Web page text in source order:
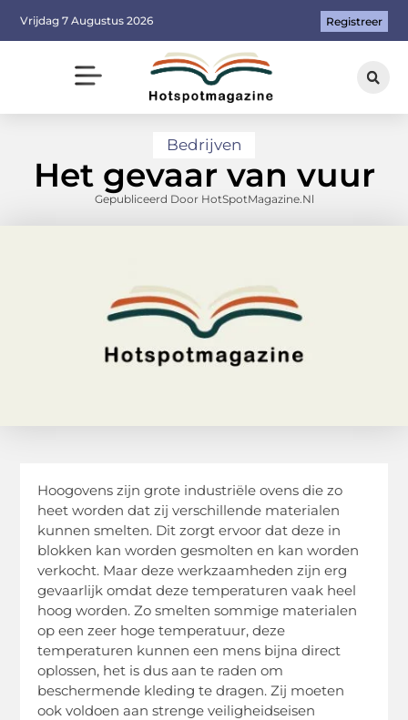
Vrijdag 7 Augustus 2026 Registreer
Bedrijven
Het gevaar van vuur
Gepubliceerd Door HotSpotMagazine.nl
Hoogovens zijn grote industriële ovens die zo
heet worden dat zij verschillende materialen
kunnen smelten. Dit zorgt ervoor dat deze in
blokken kan worden gesmolten en kan worden
verkocht. Maar deze werkzaamheden zijn erg
gevaarlijk omdat deze temperaturen vaak heel
hoog worden. Zo smelten sommige materialen
op een zeer hoge temperatuur, deze
temperaturen kunnen een mens bijna direct
oplossen, het is dus aan te raden om
beschermende kleding te dragen. Zij moeten
ook voldoen aan strenge veiligheidseisen